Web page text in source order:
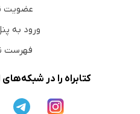
عضویت
ورود به
فهرست
کتابراه را در